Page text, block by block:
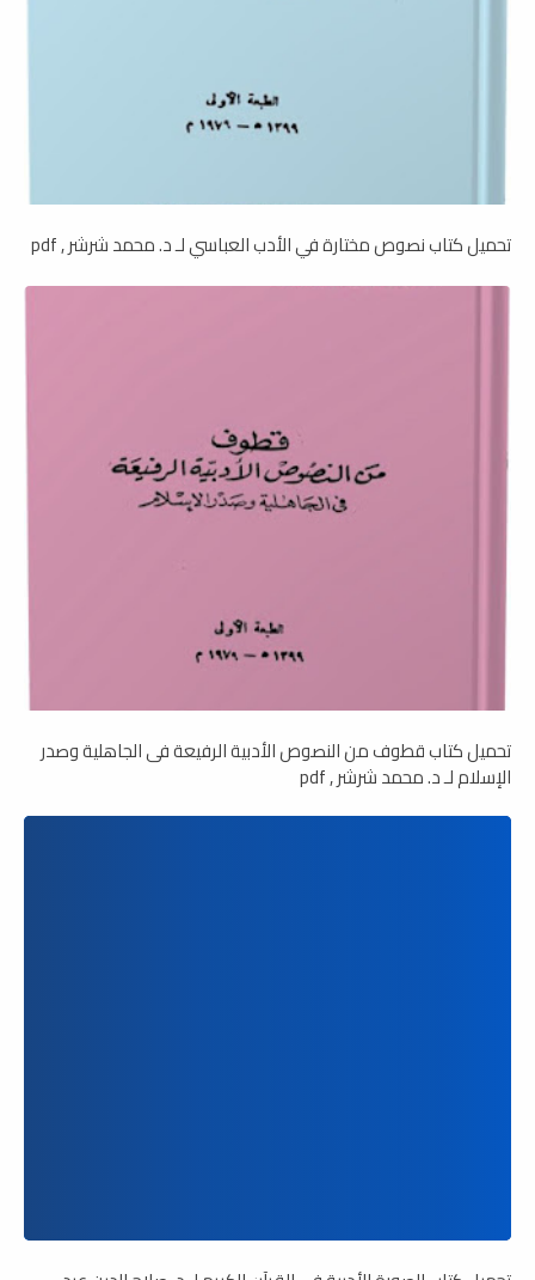
تحميل كتاب نصوص مختارة في الأدب العباسي لـ د. محمد شرشر , pdf
تحميل كتاب قطوف من النصوص الأدبية الرفيعة فى الجاهلية وصدر
الإسلام لـ د. محمد شرشر , pdf